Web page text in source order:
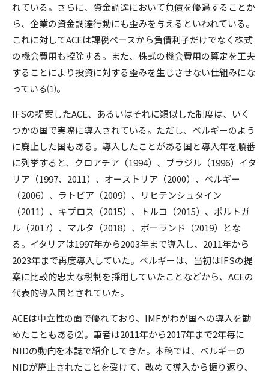
れている。さらに、資金調達において負債を優遇することか
ら、企業の資金調達行動にも歪みを与えるといわれている。
これに対してACEは課税ベースから負債利子だけでなく株式
の機会費用も控除する。また、株式の機会費用の算定を工夫
することにより投資に対する歪みを生じさせない仕組みにな
っている⑴。
IFSの提案したACE、あるいはそれに類似した制度は、いく
つかの国で実際に導入されている。ただし、ベルギーのよう
に廃止した国もある。導入したことがある国と導入年を順番
に列挙すると、クロアチア（1994）、ブラジル（1996）イタ
リア（1997、2011）、オーストリア（2000）、ベルギー
（2006）、ラトビア（2009）、リヒテンシュタイン
（2011）、キプロス（2015）、トルコ（2015）、ポルトガ
ル（2017）、マルタ（2018）、ポーランド（2019）とな
る。イタリアは1997年から2003年まで導入し、2011年から
2023年まで再度導入していた。ベルギーは、当初はIFSの提
案に比較的忠実な税制を採用していたことなどから、ACEの
代表的導入国とされていた。
ACEは中立性の面で優れており、IMFがわが国への導入を勧
めたこともある⑵。筆者は2011年から2017年まで2年毎に
NIDの動向を本誌で紹介してきた。本稿では、ベルギーの
NIDが廃止されたことを受けて、改めて導入から振り返り、